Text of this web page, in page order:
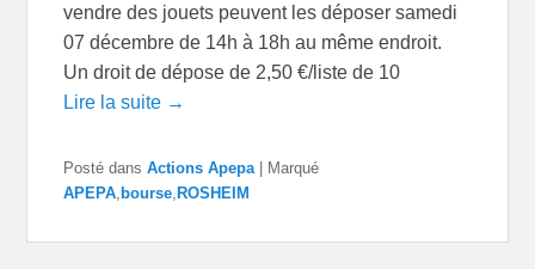
vendre des jouets peuvent les déposer samedi
07 décembre de 14h à 18h au même endroit.
Un droit de dépose de 2,50 €/liste de 10
Lire la suite →
Posté dans Actions Apepa | Marqué
APEPA bourse ,ROSHEIM